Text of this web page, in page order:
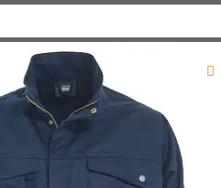
meerdere
variaties.
optie
kan
gekozen
worden